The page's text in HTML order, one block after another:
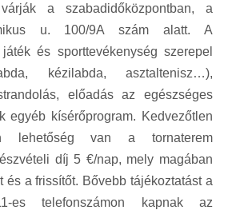
a szabadidőközpontban, a
u. 100/9A szám alatt. A
és sporttevékenység szerepel
kézilabda, asztaltenisz…),
előadás az egészséges
egyéb kísérőprogram. Kedvezőtlen
lehetőség van a tornaterem
díj 5 €/nap, mely magában
és a frissítőt. Bővebb tájékoztatást a
es telefonszámon kapnak az